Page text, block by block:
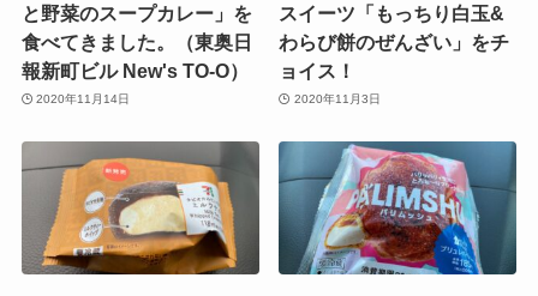
と野菜のスープカレー」を
食べてきました。（東奥日
報新町ビル New's TO-O）
2020年11月14日
スイーツ「もっちり白玉&
わらび餅のぜんざい」をチ
ョイス！
2020年11月3日